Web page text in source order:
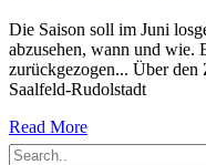
Die Saison soll im Juni
abzusehen, wann und wie.
zurückgezogen... Über den
Saalfeld-Rudolstadt
Read More